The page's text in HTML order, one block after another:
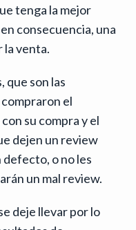
tenga la mejor
consecuencia, una
la venta.
que son las
el
su compra y el
dejen un review
o no les
un mal review.
deje llevar por lo